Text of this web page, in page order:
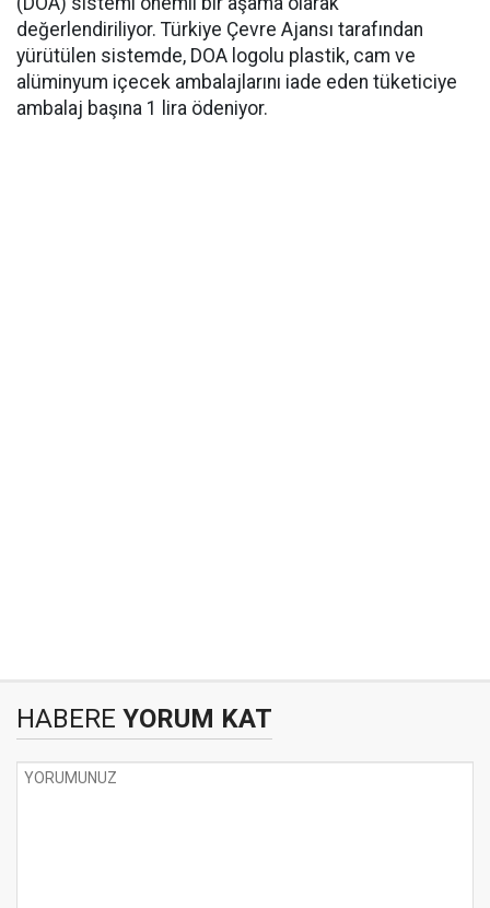
değerlendiriliyor. Türkiye Çevre Ajansı tarafından
yürütülen sistemde, DOA logolu plastik, cam ve
alüminyum içecek ambalajlarını iade eden tüketiciye
ambalaj başına 1 lira ödeniyor.
HABERE YORUM KAT